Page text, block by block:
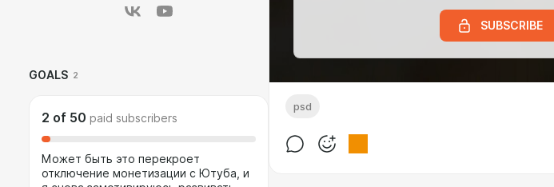
GOALS 2
2 of 50 paid subscribers
Может быть это перекроет
отключение монетизации с Ютуба, и
SUBSCRIBE
psd